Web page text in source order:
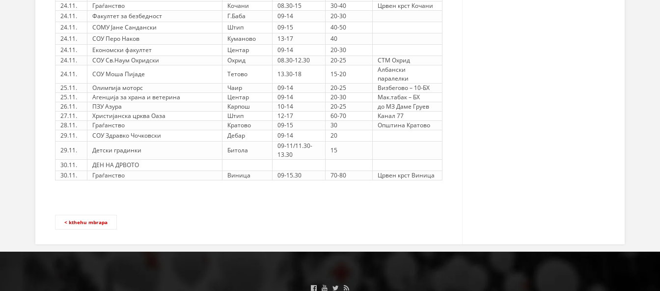
24.11.
Граѓанство Кочани 08.30-15 30-40
Црвен крст Кочани
24.11.
Факултет за безбедност Г.Баба 09-14
20-30
24.11.
СОМУ Јане Сандански Штип 09-15
40-50
24.11.
СОУ Перо Наков Куманово 13-17
40
24.11.
Економски факултет Центар 09-14
20-30
24.11.
СОУ Св.Наум Охридски Охрид 08.30-12.30 20-25
СТМ Охрид
24.11.
СОУ Моша Пијаде Тетово 13.30-18 15-20
Албански
паралелки
25.11.
Олимпија моторс Чаир 09-14 20-25
Визбегово – 10-БХ
25.11.
Агенција за храна и ветерина Центар 09-14 20-30
Мак.табак – БХ
26.11.
ПЗУ Азура Карпош 10-14 20-25
до МЗ Даме Груев
27.11.
Христијанска црква Оаза Штип 12-17 60-70
Канал 77
28.11.
Граѓанство Кратово 09-15 30
Општина Кратово
29.11.
СОУ Здравко Чочковски Дебар 09-14
20
29.11.
Детски градинки Битола
09-11/11.30-
13.30
15
30.11.
ДЕН НА ДРВОТО
30.11.
Граѓанство Виница 09-15.30 70-80 Црвен крст Виница
< kthehu mbrapa